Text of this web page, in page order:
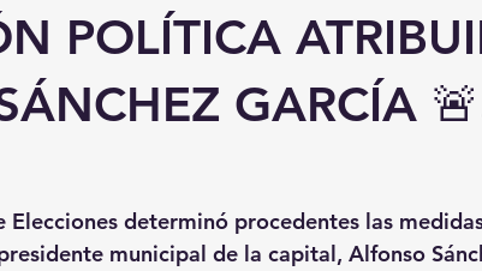
POLÍTICA
GARCÍA
determinó procedentes las
municipal de la capital, Alfonso